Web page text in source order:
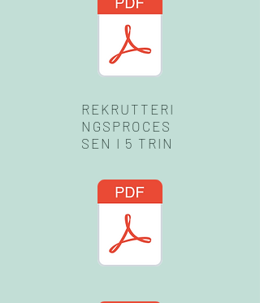
REKRUTTERI
NGSPROCES
SEN I 5 TRIN